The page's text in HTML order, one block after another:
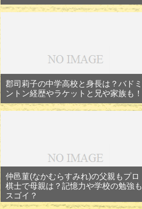
郡司莉子の中学高校と身長は？バドミ
ントン経歴やラケットと兄や家族も！
仲邑菫(なかむらすみれ)の父親もプロ
棋士で母親は？記憶力や学校の勉強も
スゴイ？